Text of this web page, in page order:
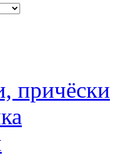
причёски